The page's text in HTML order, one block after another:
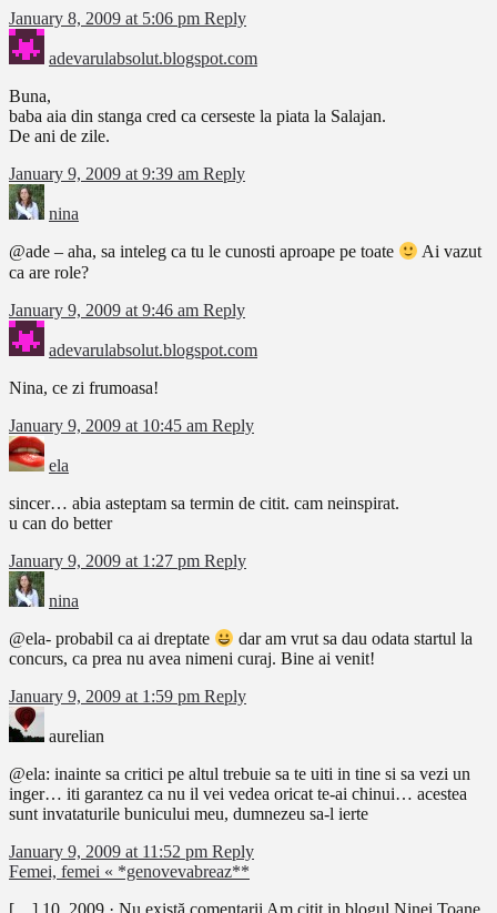
January 8, 2009 at 5:06 pm Reply
adevarulabsolut.blogspot.com
Buna,
baba aia din stanga cred ca cerseste la piata la Salajan.
De ani de zile.
January 9, 2009 at 9:39 am Reply
nina
@ade – aha, sa inteleg ca tu le cunosti aproape pe toate
Ai vazut
ca are role?
January 9, 2009 at 9:46 am Reply
adevarulabsolut.blogspot.com
Nina, ce zi frumoasa!
January 9, 2009 at 10:45 am Reply
ela
sincer… abia asteptam sa termin de citit. cam neinspirat.
u can do better
January 9, 2009 at 1:27 pm Reply
nina
@ela- probabil ca ai dreptate
dar am vrut sa dau odata startul la
concurs, ca prea nu avea nimeni curaj. Bine ai venit!
January 9, 2009 at 1:59 pm Reply
aurelian
@ela: inainte sa critici pe altul trebuie sa te uiti in tine si sa vezi un
inger… iti garantez ca nu il vei vedea oricat te-ai chinui… acestea
sunt invataturile bunicului meu, dumnezeu sa-l ierte
January 9, 2009 at 11:52 pm Reply
Femei, femei « *genovevabreaz**
[…] 10, 2009 · Nu există comentarii Am citit in blogul Ninei Toane,